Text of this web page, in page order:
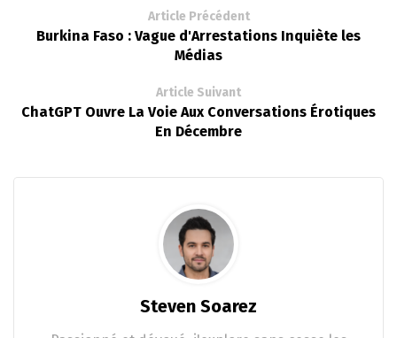
Article Précédent
Burkina Faso : Vague d'Arrestations Inquiète les
Médias
Article Suivant
ChatGPT Ouvre La Voie Aux Conversations Érotiques
En Décembre
Steven Soarez